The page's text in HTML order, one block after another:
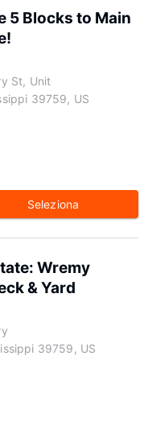
5 Blocks to Main
St, Unit
39759, US
Seleziona
Wremy
& Yard
39759, US